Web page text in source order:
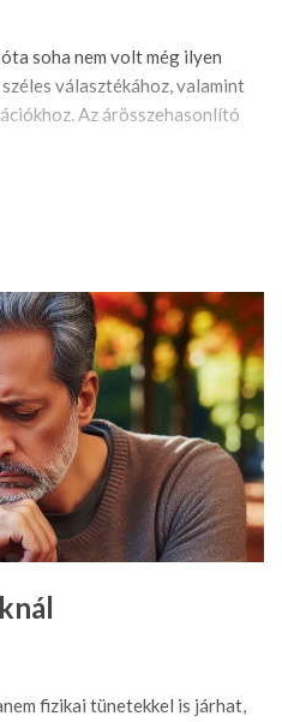
soha nem volt még ilyen
választékához, valamint
Az árösszehasonlító
fizikai tünetekkel is járhat,